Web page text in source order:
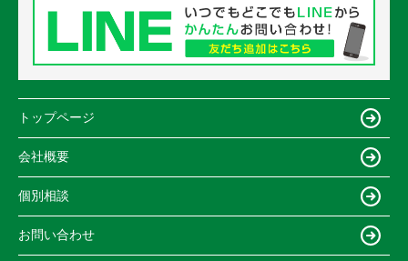
トップページ
会社概要
個別相談
お問い合わせ